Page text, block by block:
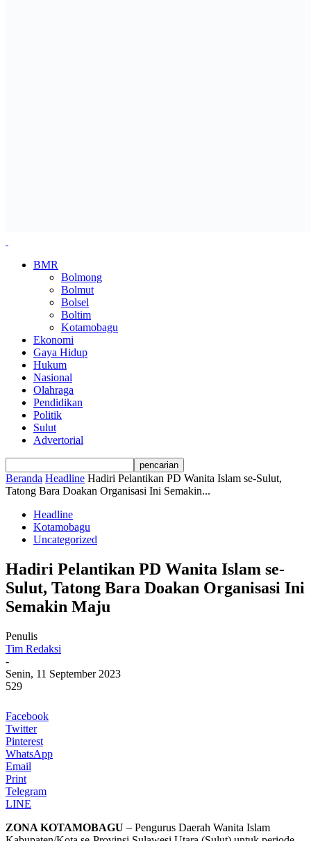
BMR
Bolmong
Bolmut
Bolsel
Boltim
Kotamobagu
Ekonomi
Gaya Hidup
Hukum
Nasional
Olahraga
Pendidikan
Politik
Sulut
Advertorial
Beranda Headline Hadiri Pelantikan PD Wanita Islam se-Sulut,
Tatong Bara Doakan Organisasi Ini Semakin...
Headline
Kotamobagu
Uncategorized
Hadiri Pelantikan PD Wanita Islam se-
Sulut, Tatong Bara Doakan Organisasi Ini
Semakin Maju
Penulis
Tim Redaksi
-
Senin, 11 September 2023
529
Facebook
Twitter
Pinterest
WhatsApp
Email
Print
Telegram
LINE
ZONA KOTAMOBAGU – Pengurus Daerah Wanita Islam